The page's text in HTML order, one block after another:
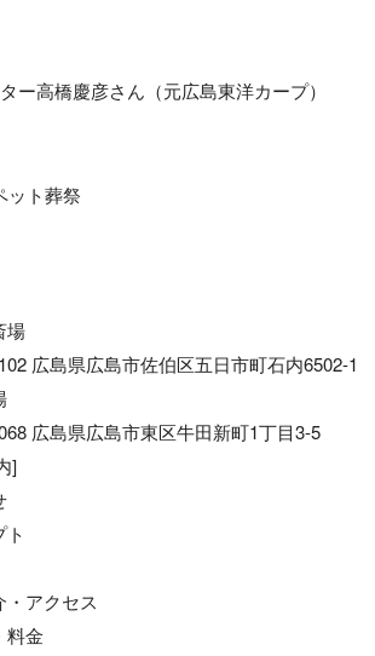
場
広島県広島市佐伯区五日市町石内6502-1
広島県広島市東区牛田新町1丁目3-5
]
ト
・アクセス
料金